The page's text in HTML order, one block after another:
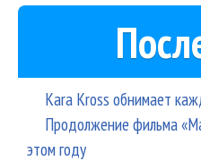
Kara Kross обнимает
Продолжение фильма
этом году